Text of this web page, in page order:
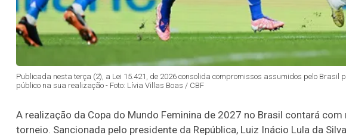
Publicada nesta terça (2), a Lei 15.421, de 2026 consolida compromissos assumidos pelo
público na sua realização - Foto: Lívia Villas Boas / CBF
A realização da Copa do Mundo Feminina de 2027 no Brasil contará
torneio. Sancionada pelo presidente da República, Luiz Inácio Lula da